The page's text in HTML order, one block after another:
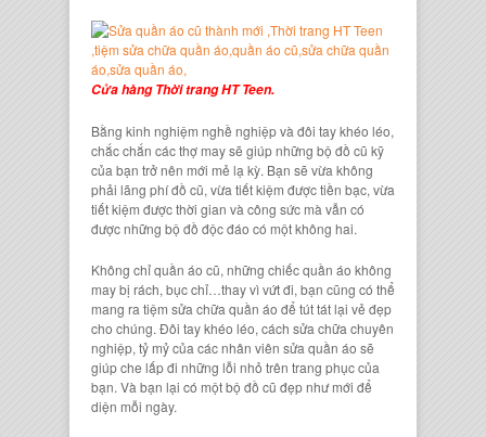
Cửa hàng Thời trang HT Teen.
Bằng kinh nghiệm nghề nghiệpvà đôi taykhéo léo,
chắc chắn các thợ may sẽ giúp những bộ đồ cũ kỹ
của bạn trở nên mới mẻ lạ kỳ. Bạn sẽ vừa không
phải lãng phí đồ cũ, vừa tiết kiệm đượctiền bạc, vừa
tiết kiệm được thời gian và công sức mà vẫn có
được những bộ đồ độc đáo có một không hai.
Không chỉquần áo cũ, những chiếc quần áo không
may bị rách, bục chỉ…thay vì vứt đi, bạn cũng có thể
mang ra tiệm sửa chữa quần áo để tút tát lại vẻ đẹp
cho chúng. Đôi tay khéo léo, cách sửa chữa chuyên
nghiệp, tỷ mỷ của các nhân viên sửa quần áo sẽ
giúp che lấp đi những lỗi nhỏ trên trang phụccủa
bạn. Và bạn lại có mộtbộ đồ cũ đẹp như mới để
diện mỗi ngày.